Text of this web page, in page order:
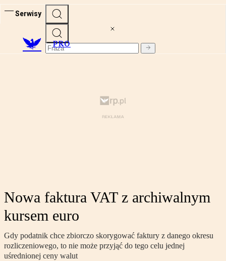
Serwisy
PRO
Nowa faktura VAT z archiwalnym
kursem euro
Gdy podatnik chce zbiorczo skorygować faktury z danego okresu
rozliczeniowego, to nie może przyjąć do tego celu jednej
uśrednionej ceny walut